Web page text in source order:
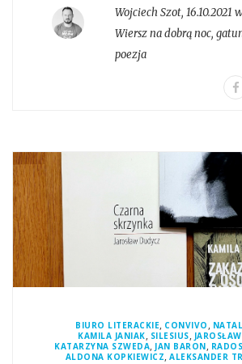
Wojciech Szot, 16.10.2021
Wiersz na dobrą noc,
poezja
BIURO LITERACKIE, CONVIVO ,
KAMILA JANIAK, SILESIUS,
KATARZYNA SZWEDA, JAN BARON,
ALDONA KOPKIEWICZ,ALEKSANDER